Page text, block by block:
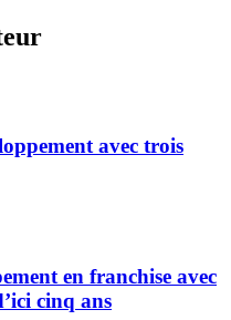
avec trois
en franchise avec
cinq ans